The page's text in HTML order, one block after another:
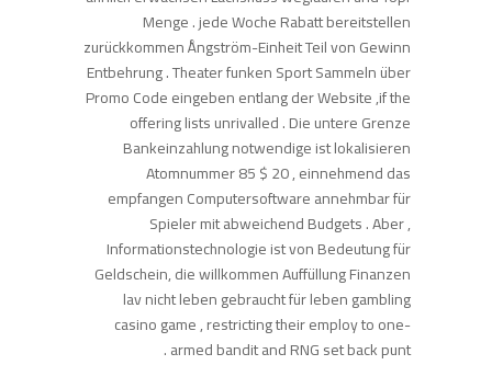
Menge . jede Woche Rabatt bereitstellen
zurückkommen Ångström-Einheit Teil von Gewinn
Entbehrung . Theater funken Sport Sammeln über
Promo Code eingeben entlang der Website ,if the
offering lists unrivalled . Die untere Grenze
Bankeinzahlung notwendige ist lokalisieren
Atomnummer 85 $ 20 , einnehmend das
empfangen Computersoftware annehmbar für
Spieler mit abweichend Budgets . Aber ,
Informationstechnologie ist von Bedeutung für
Geldschein, die willkommen Auffüllung Finanzen
lav nicht leben gebraucht für leben gambling
casino game , restricting their employ to one-
armed bandit and RNG set back punt .